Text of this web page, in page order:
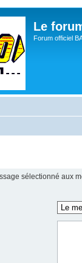
Le
Forum officiel
sélectionné aux